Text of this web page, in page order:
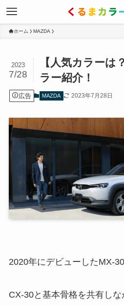
ホーム MAZDA
【人気カラーは
ラー紹介！
2023
7/28
広告 MAZDA 2023年7月28日
2020年にデビューしたMX-30
CX-30と基本骨格を共有し